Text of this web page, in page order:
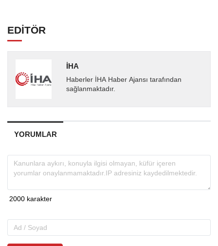
EDİTÖR
İHA
Haberler İHA Haber Ajansı tarafından
sağlanmaktadır.
YORUMLAR